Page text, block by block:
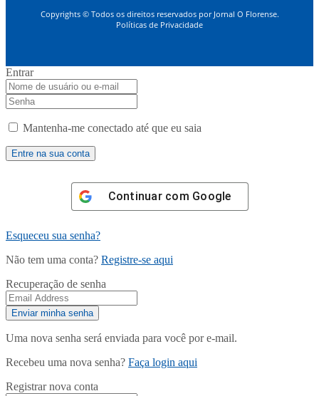
Copyrights © Todos os direitos reservados por Jornal O Florense.
Políticas de Privacidade
Entrar
Mantenha-me conectado até que eu saia
Continuar com Google
Esqueceu sua senha?
Não tem uma conta? Registre-se aqui
Recuperação de senha
Uma nova senha será enviada para você por e-mail.
Recebeu uma nova senha? Faça login aqui
Registrar nova conta